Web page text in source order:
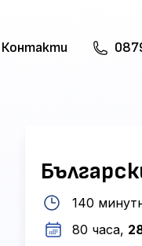
Контакти
140
80 часа,